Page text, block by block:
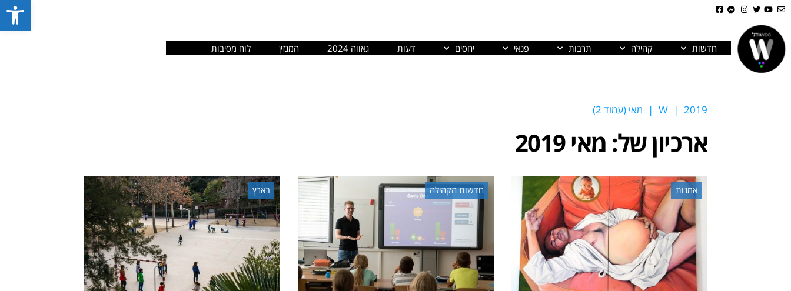
חדשות קהילה תרבות פנאי יחסים דעות גאווה 2024 המגזין לוח מסיבות
W | 2019
| מאי (עמוד 2)
ארכיון של: מאי 2019
אמנות חדשות הקהילה בארץ